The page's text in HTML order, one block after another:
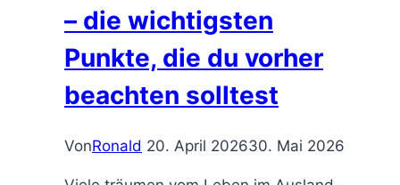
– die wichtigsten
Punkte, die du vorher
beachten solltest
VonRonald 20. April 202630. Mai 2026